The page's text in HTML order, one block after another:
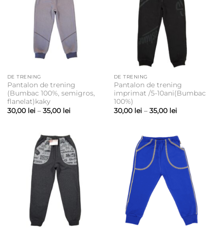
DE TRENING
Pantalon de trening
(Bumbac 100%, semigros,
flanelat)kaky
30,00 lei – 35,00 leiInterval
până
la
35,00 lei
DE TRENING
Pantalon de trening
imprimat /5-10ani(Bumbac
100%)
30,00 lei – 35,00 leiInterval
până
la
35,00 lei